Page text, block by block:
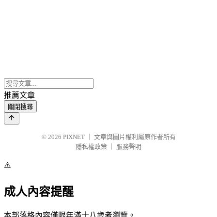
推薦文章
關閉搜尋
© 2026 PIXNET
文章與圖片權利屬原作者所有
隱私權政策
服務聲明
⚠️
成人內容提醒
本部落格內容僅限年滿十八歲者瀏覽。